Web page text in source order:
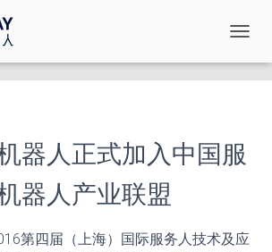
换
导
器人正式加入中国服
器人产业联盟
第四届（上海）国际服务人技术及应